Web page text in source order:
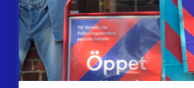
Inlämningsplatser
Om Myrorna
Lediga jobb
Pressrum